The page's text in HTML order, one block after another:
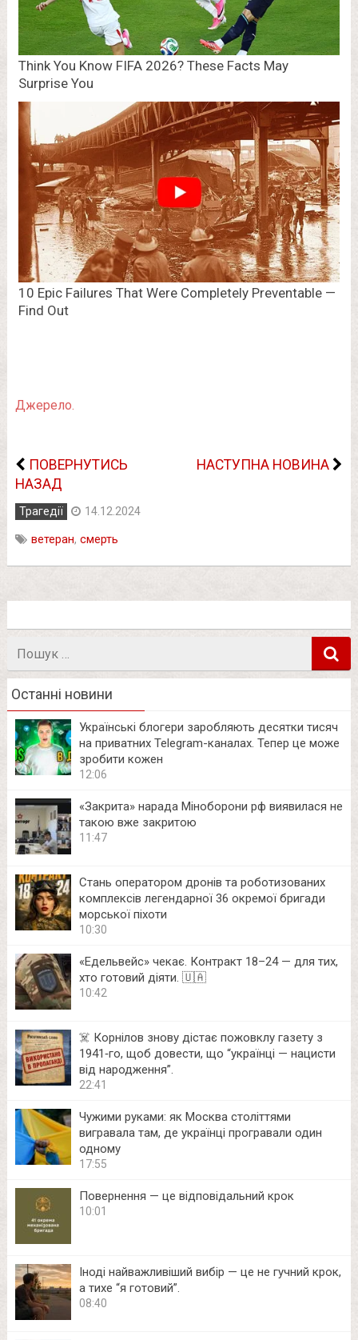
Джерело.
ПОВЕРНУТИСЬ
НАЗАД
НАСТУПНА НОВИНА
Трагедії 14.12.2024
ветеран, смерть
Останні новини
Українські блогери заробляють десятки тисяч
на приватних Telegram-каналах. Тепер це може
зробити кожен
12:06
«Закрита» нарада Міноборони рф виявилася не
такою вже закритою
11:47
Стань оператором дронів та роботизованих
комплексів легендарної 36 окремої бригади
морської піхоти
10:30
«Едельвейс» чекає. Контракт 18–24 — для тих,
хто готовий діяти. 🇺🇦
10:42
☠️ Корнілов знову дістає пожовклу газету з
1941‑го, щоб довести, що “українці — нацисти
від народження”.
22:41
Чужими руками: як Москва століттями
вигравала там, де українці програвали один
одному
17:55
Повернення — це відповідальний крок
10:01
Іноді найважливіший вибір — це не гучний крок,
а тихе “я готовий”.
08:40